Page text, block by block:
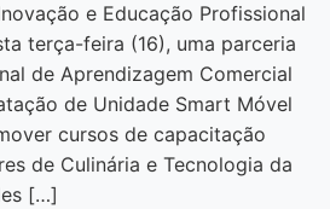
e Educação Profissional
terça-feira (16), uma parceria
de Aprendizagem Comercial
de Unidade Smart Móvel
cursos de capacitação
de Culinária e Tecnologia da
[…]